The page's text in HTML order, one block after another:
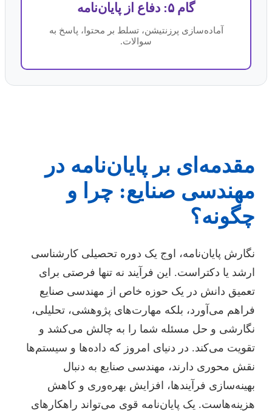
گام ۵: دفاع از پایان‌نامه
آماده‌سازی پرزنتیشن، تسلط بر محتوا، پاسخ به
سوالات.
مقدمه‌ای بر پایان‌نامه در
مهندسی صنایع: چرا و
چگونه؟
نگارش پایان‌نامه، اوج یک دوره تحصیلی کارشناسی
ارشد یا دکتراست. این فرآیند نه تنها فرصتی برای
تعمیق دانش در یک حوزه خاص از مهندسی صنایع
فراهم می‌آورد، بلکه مهارت‌های پژوهشی، تحلیلی،
نگارشی و حل مسئله شما را به چالش می‌کشد و
تقویت می‌کند. در دنیای امروز که داده‌ها و سیستم‌ها
نقش محوری دارند، مهندسی صنایع به دنبال
بهینه‌سازی فرآیندها، افزایش بهره‌وری و کاهش
هزینه‌هاست. یک پایان‌نامه قوی می‌تواند راهکارهای